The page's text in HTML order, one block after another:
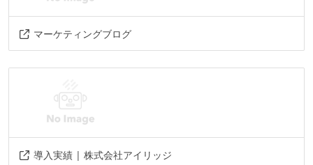
マーケティングブログ
導入実績 | 株式会社アイリッジ